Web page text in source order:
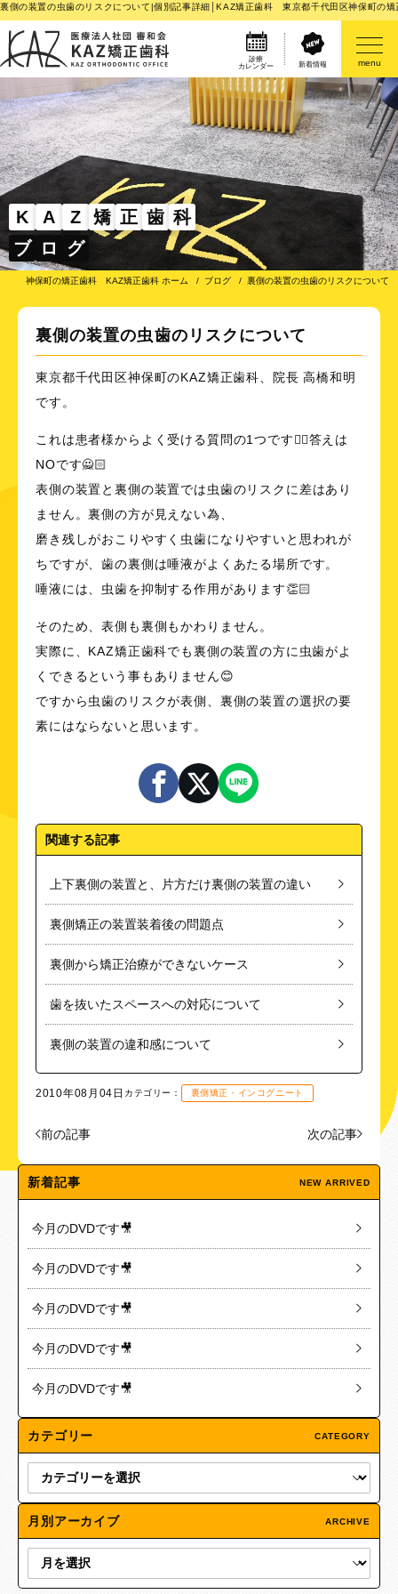
裏側の装置の虫歯のリスクについて|個別記事詳細│KAZ矯正歯科 東京都千代田区神保町の矯
診療
カレンダー
新着情報 menu
K A Z 矯 正 歯 科
ブ ロ グ
神保町の矯正歯科 KAZ矯正歯科 ホーム ブログ 裏側の装置の虫歯のリスクについて
裏側の装置の虫歯のリスクについて
東京都千代田区神保町のKAZ矯正歯科、院長 高橋和明
です。
これは患者様からよく受ける質問の1つです☝🏻答えは
NOです🙅🏻
表側の装置と裏側の装置では虫歯のリスクに差はあり
ません。裏側の方が見えない為、
磨き残しがおこりやすく虫歯になりやすいと思われが
ちですが、歯の裏側は唾液がよくあたる場所です。
唾液には、虫歯を抑制する作用があります👏🏻
そのため、表側も裏側もかわりません。
実際に、KAZ矯正歯科でも裏側の装置の方に虫歯がよ
くできるという事もありません😊
ですから虫歯のリスクが表側、裏側の装置の選択の要
素にはならないと思います。
関連する記事
上下裏側の装置と、片方だけ裏側の装置の違い
裏側矯正の装置装着後の問題点
裏側から矯正治療ができないケース
歯を抜いたスペースへの対応について
裏側の装置の違和感について
2010年08月04日 カテゴリー： 裏側矯正・インコグニート
前の記事 次の記事
新着記事 NEW ARRIVED
今月のDVDです🎥
今月のDVDです🎥
今月のDVDです🎥
今月のDVDです🎥
今月のDVDです🎥
カテゴリー CATEGORY
月別アーカイブ ARCHIVE
医院案内
矯正歯科治療のご案内
矯正装置のご紹介
その他